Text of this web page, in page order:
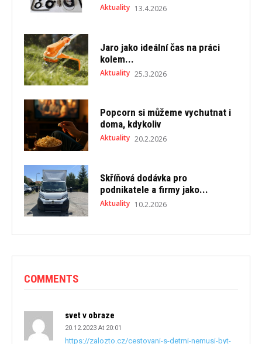
Aktuality 13.4.2026
Jaro jako ideální čas na práci
kolem...
Aktuality 25.3.2026
Popcorn si můžeme vychutnat i
doma, kdykoliv
Aktuality 20.2.2026
Skříňová dodávka pro
podnikatele a firmy jako...
Aktuality 10.2.2026
COMMENTS
svet v obraze
20.12.2023 At 20:01
https://zalozto.cz/cestovani-s-detmi-nemusi-byt-